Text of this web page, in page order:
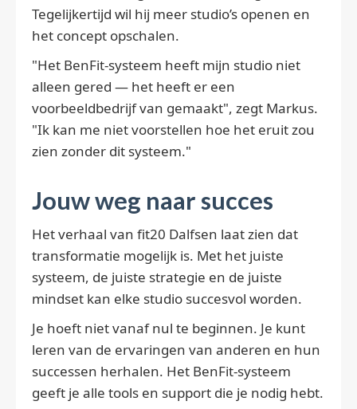
Tegelijkertijd wil hij meer studio’s openen en
het concept opschalen.
"Het BenFit-systeem heeft mijn studio niet
alleen gered — het heeft er een
voorbeeldbedrijf van gemaakt", zegt Markus.
"Ik kan me niet voorstellen hoe het eruit zou
zien zonder dit systeem."
Jouw weg naar succes
Het verhaal van fit20 Dalfsen laat zien dat
transformatie mogelijk is. Met het juiste
systeem, de juiste strategie en de juiste
mindset kan elke studio succesvol worden.
Je hoeft niet vanaf nul te beginnen. Je kunt
leren van de ervaringen van anderen en hun
successen herhalen. Het BenFit-systeem
geeft je alle tools en support die je nodig hebt.